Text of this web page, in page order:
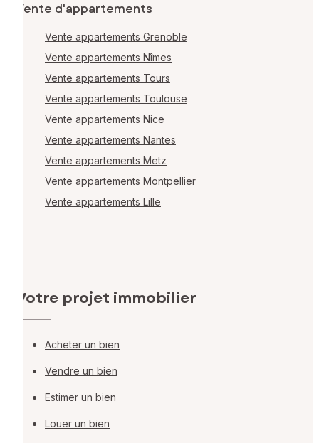
Vente d'appartements
Vente appartements Grenoble
Vente appartements Nîmes
Vente appartements Tours
Vente appartements Toulouse
Vente appartements Nice
Vente appartements Nantes
Vente appartements Metz
Vente appartements Montpellier
Vente appartements Lille
Votre projet immobilier
Acheter un bien
Vendre un bien
Estimer un bien
Louer un bien